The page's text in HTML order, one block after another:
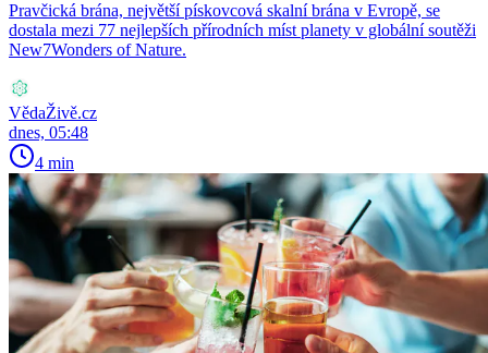
Pravčická brána, největší pískovcová skalní brána v Evropě, se
dostala mezi 77 nejlepších přírodních míst planety v globální soutěži
New7Wonders of Nature.
VědaŽivě.cz
dnes, 05:48
4 min